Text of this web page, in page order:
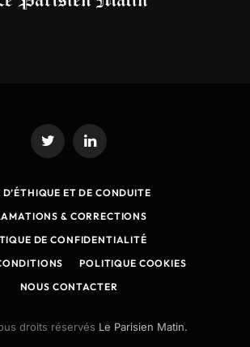
Twitter LinkedIn
D’ÉTHIQUE ET DE CONDUITE
& CORRECTIONS
DE CONFIDENTIALITÉ
POLITIQUE COOKIES
NOUS CONTACTER
droits réservés Le Parisien Matin.